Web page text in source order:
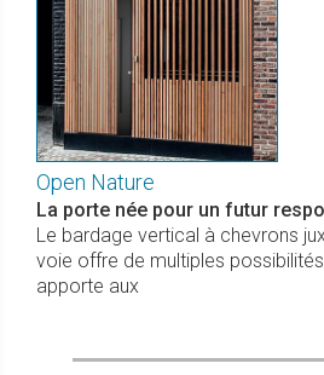
Open Nature
La porte née pour un futur
Le bardage vertical à chevrons
voie offre de multiples
apporte aux